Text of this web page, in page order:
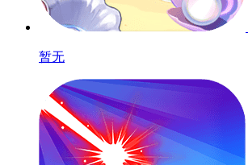
暂无